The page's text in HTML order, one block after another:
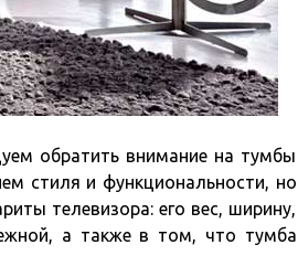
обратить внимание на тумбы
стиля и функциональности, но
телевизора: его вес, ширину,
а также в том, что тумба